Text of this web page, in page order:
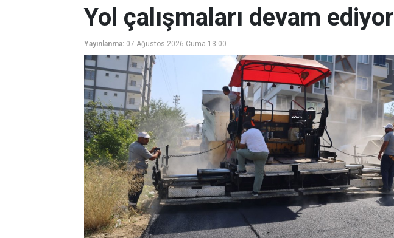
Yol çalışmaları devam ediyor
Yayınlanma: 07 Ağustos 2026 Cuma 13:00